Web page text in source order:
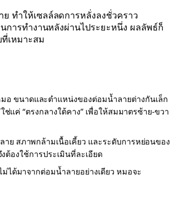
ทำให้เซลล์ลดการหลั่งลงชั่วคราว
การทำงานหลังผ่านไประยะหนึ่ง ผลลัพธ์ก็
เหมาะสม
อ ขนาดและตำแหน่งของต่อมน้ำลายต่างกันเล็ก
แค่ “ตรงกลางใต้คาง” เพื่อให้สมมาตรซ้าย-ขวา
สภาพกล้ามเนื้อเคี้ยว และระดับการหย่อนของ
ต้องใช้การประเมินที่ละเอียด
ได้มาจากต่อมน้ำลายอย่างเดียว หมอจะ